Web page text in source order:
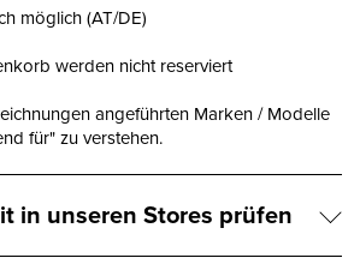
möglich (AT/DE)
werden nicht reserviert
angeführten Marken / Modelle
für" zu verstehen.
in unseren Stores prüfen